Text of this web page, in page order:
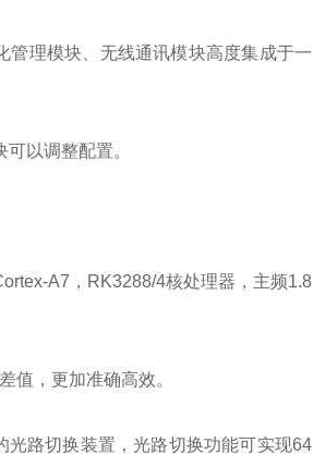
管理模块、无线通讯模块高度集成于一
以调整配置。
A7，RK3288/4核处理器，主频1.8
值，更加准确高效。
光路切换装置，光路切换功能可实现64